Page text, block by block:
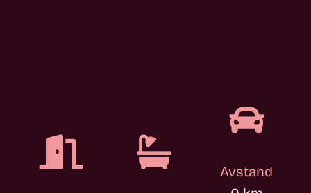
 

Avstand